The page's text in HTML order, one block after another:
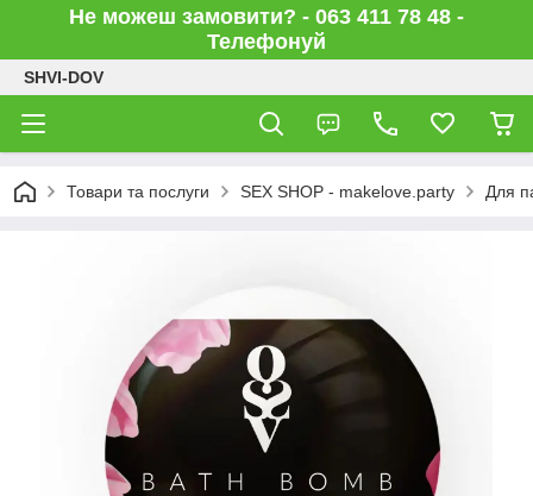
Не можеш замовити? - 063 411 78 48 -
Телефонуй
SHVI-DOV
Товари та послуги SEX SHOP - makelove.party Для